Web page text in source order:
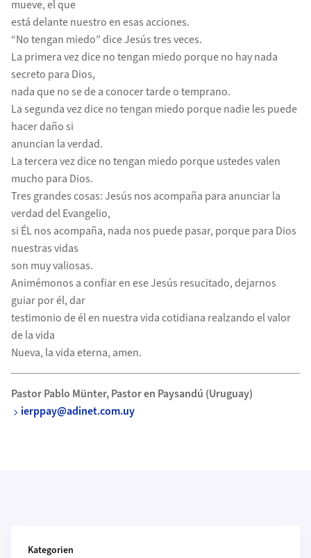
mueve, el que
está delante nuestro en esas acciones.
“No tengan miedo” dice Jesús tres veces.
La primera vez dice no tengan miedo porque no hay nada
secreto para Dios,
nada que no se de a conocer tarde o temprano.
La segunda vez dice no tengan miedo porque nadie les puede
hacer daño si
anuncian la verdad.
La tercera vez dice no tengan miedo porque ustedes valen
mucho para Dios.
Tres grandes cosas: Jesús nos acompaña para anunciar la
verdad del Evangelio,
si ÉL nos acompaña, nada nos puede pasar, porque para Dios
nuestras vidas
son muy valiosas.
Animémonos a confiar en ese Jesús resucitado, dejarnos
guiar por él, dar
testimonio de él en nuestra vida cotidiana realzando el valor
de la vida
Nueva, la vida eterna, amen.
Pastor Pablo Münter, Pastor en Paysandú (Uruguay)
ierppay@adinet.com.uy
Kategorien